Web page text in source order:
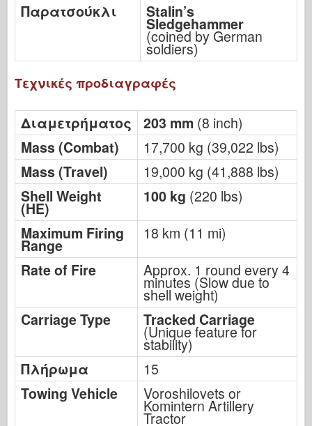
Παρατσούκλι
Stalin’s
Sledgehammer
(coined by German
soldiers)
Τεχνικές προδιαγραφές
Διαμετρήματος 203 mm (8 inch)
Mass (Combat)
17,700 kg (39,022 lbs)
Mass (Travel)
19,000 kg (41,888 lbs)
Shell Weight
(HE)
100 kg (220 lbs)
Maximum Firing
Range
18 km (11 mi)
Rate of Fire
Approx. 1 round every 4
minutes (Slow due to
shell weight)
Carriage Type
Tracked Carriage
(Unique feature for
stability)
Πλήρωμα
15
Towing Vehicle
Voroshilovets or
Komintern Artillery
Tractor